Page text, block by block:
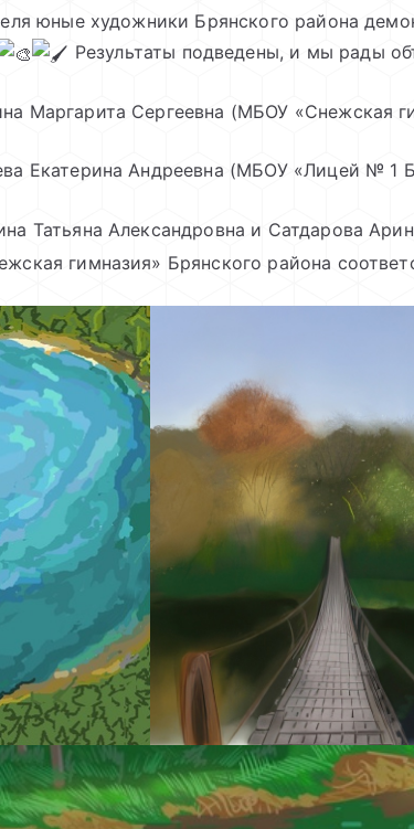
юные художники Брянского района
Результаты подведены, и мы рады
Маргарита Сергеевна (МБОУ «Снежская
Екатерина Андреевна (МБОУ «Лицей № 1
Татьяна Александровна и Сатдарова
гимназия» Брянского района